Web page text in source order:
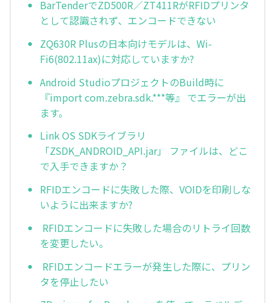
BarTenderでZD500R／ZT411RがRFIDプリンタ
として認識されず、エンコードできない
ZQ630R Plusの日本向けモデルは、Wi-
Fi6(802.11ax)に対応していますか?
Android StudioプロジェクトのBuild時に
『import com.zebra.sdk.***等』 でエラーが出
ます。
Link OS SDKライブラリ
「ZSDK_ANDROID_API.jar」 ファイルは、どこ
で入手できますか？
RFIDエンコードに失敗した際、VOIDを印刷しな
いように出来ますか?
RFIDエンコードに失敗した場合のリトライ回数
を変更したい。
RFIDエンコードエラーが発生した際に、プリン
タを停止したい